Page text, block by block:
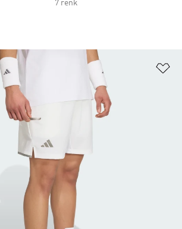
7 renk